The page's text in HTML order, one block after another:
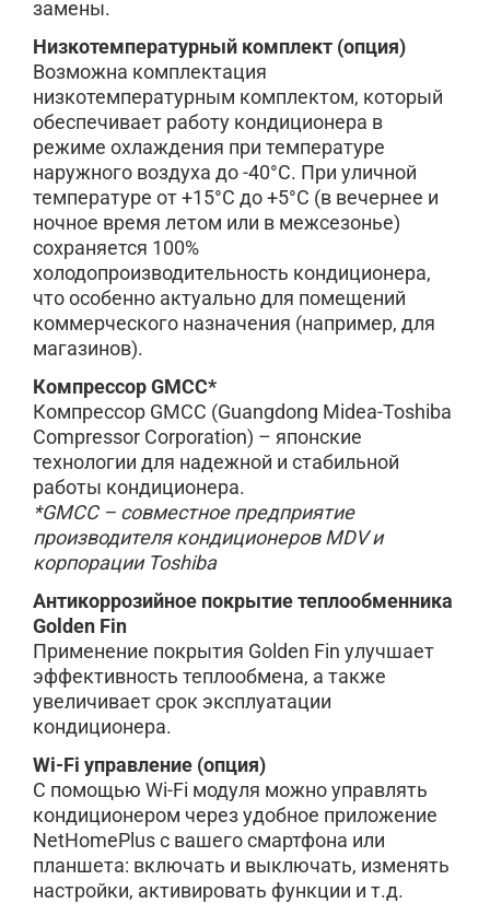
замены.
Низкотемпературный комплект (опция)
Возможна комплектация
низкотемпературным комплектом, который
обеспечивает работу кондиционера в
режиме охлаждения при температуре
наружного воздуха до -40°С. При уличной
температуре от +15°С до +5°С (в вечернее и
ночное время летом или в межсезонье)
сохраняется 100%
холодопроизводительность кондиционера,
что особенно актуально для помещений
коммерческого назначения (например, для
магазинов).
Компрессор GMCC*
Компрессор GMCC (Guangdong Midea-Toshiba
Compressor Corporation) – японские
технологии для надежной и стабильной
работы кондиционера.
*GMCC – совместное предприятие
производителя кондиционеров MDV и
корпорации Toshiba
Антикоррозийное покрытие теплообменника
Golden Fin
Применение покрытия Golden Fin улучшает
эффективность теплообмена, а также
увеличивает срок эксплуатации
кондиционера.
Wi-Fi управление (опция)
С помощью Wi-Fi модуля можно управлять
кондиционером через удобное приложение
NetHomePlus с вашего смартфона или
планшета: включать и выключать, изменять
настройки, активировать функции и т.д.